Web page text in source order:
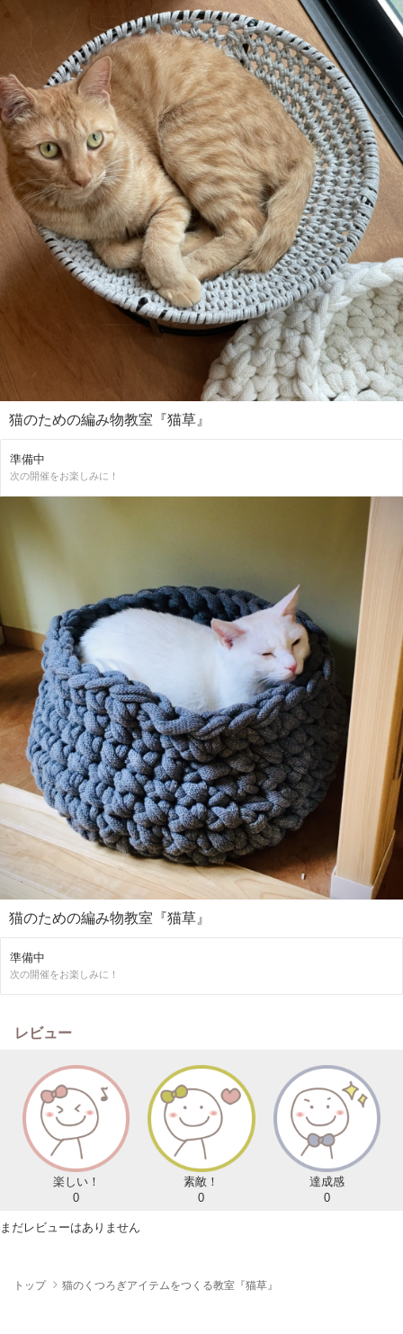
＜参加者に向けてのメッセージ＞
・編み物初心者、猫好きな方、大歓迎です！
・猫のいるスペースなので、猫ちゃんに作業を邪魔されることもありま
・初心者の方でもわかりやすいように、少人数で開催しています！
ぜひお気軽にご参加ください。
＜場所・アクセス＞
東急田園都市線 三軒茶屋駅より徒歩５分/東急世田谷線 西太子堂駅より
徒歩１分
猫のための編み物教室『猫草』
準備中
次の開催をお楽しみに！
猫のための編み物教室『猫草』
準備中
次の開催をお楽しみに！
レビュー
楽しい！
0
素敵！
0
達成感
0
まだレビューはありません
トップ 猫のくつろぎアイテムをつくる教室『猫草』